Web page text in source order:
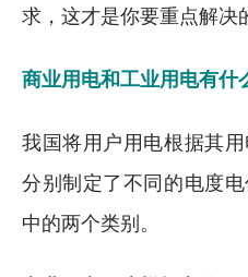
求，这才是你要重点解决
商业用电和工业用电有什
我国将用户用电根据其
分别制定了不同的电度
中的两个类别。